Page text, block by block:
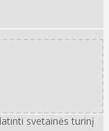
svetainės turinį